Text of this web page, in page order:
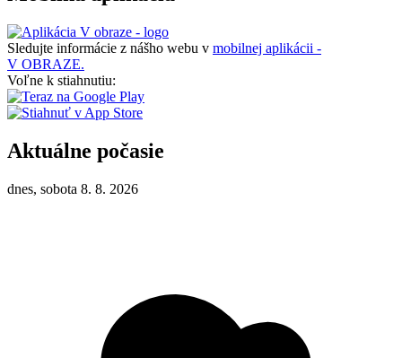
Sledujte informácie z nášho webu v mobilnej aplikácii -
V OBRAZE.
Voľne k stiahnutiu:
Aktuálne počasie
dnes, sobota 8. 8. 2026